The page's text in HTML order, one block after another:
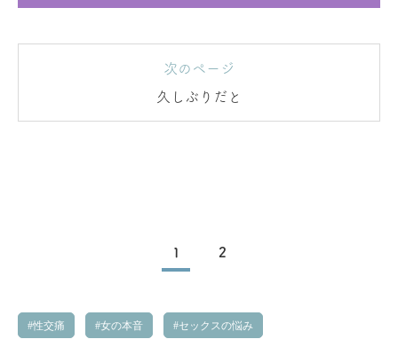
次のページ
久しぶりだと
1 2
性交痛 女の本音 セックスの悩み